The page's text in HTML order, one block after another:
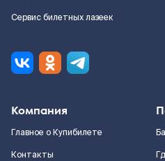
Сервис билетных лазеек
Компания
Главное о Купибилете
Контакты